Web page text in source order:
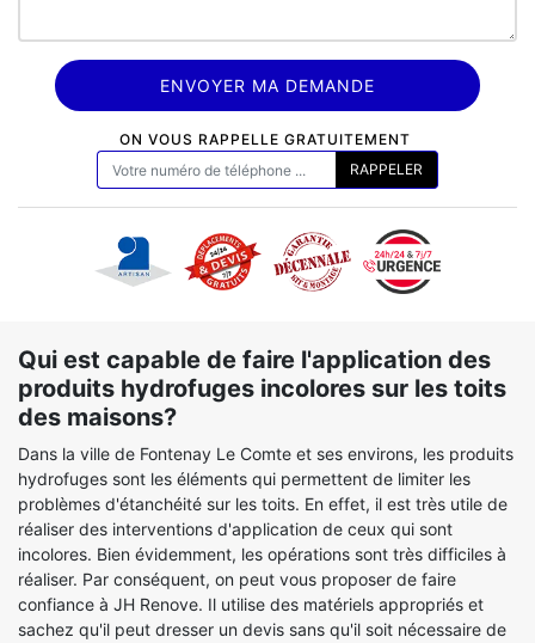
ON VOUS RAPPELLE GRATUITEMENT
Qui est capable de faire l'application des
produits hydrofuges incolores sur les toits
des maisons?
Dans la ville de Fontenay Le Comte et ses environs, les produits
hydrofuges sont les éléments qui permettent de limiter les
problèmes d'étanchéité sur les toits. En effet, il est très utile de
réaliser des interventions d'application de ceux qui sont
incolores. Bien évidemment, les opérations sont très difficiles à
réaliser. Par conséquent, on peut vous proposer de faire
confiance à JH Renove. Il utilise des matériels appropriés et
sachez qu'il peut dresser un devis sans qu'il soit nécessaire de